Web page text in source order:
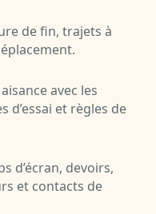
de fin, trajets à
avec les
d’essai et règles de
d’écran, devoirs,
et contacts de